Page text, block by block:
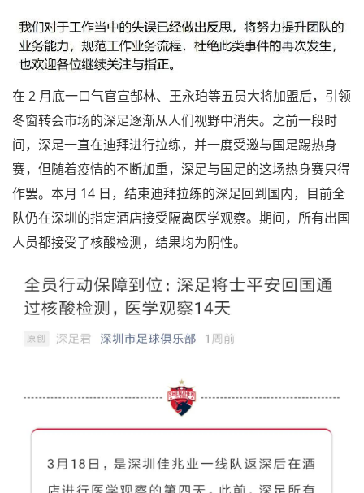
在 2 月底一口气官宣郜林、王永珀等五员大将加盟后，引领
冬窗转会市场的深足逐渐从人们视野中消失。之前一段时
间，深足一直在迪拜进行拉练，并一度受邀与国足踢热身
赛，但随着疫情的不断加重，深足与国足的这场热身赛只得
作罢。本月 14 日，结束迪拜拉练的深足回到国内，目前全
队仍在深圳的指定酒店接受隔离医学观察。期间，所有出国
人员都接受了核酸检测，结果均为阴性。